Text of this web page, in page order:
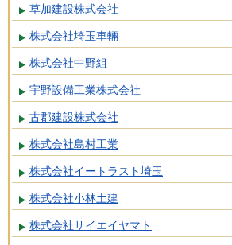
草加建設株式会社
株式会社埼玉車輛
株式会社中野組
宇野設備工業株式会社
古郡建設株式会社
株式会社島村工業
株式会社イートラスト埼玉
株式会社小林土建
株式会社サイエイヤマト